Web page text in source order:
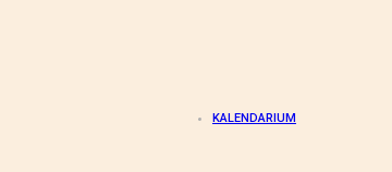
KALENDARIUM